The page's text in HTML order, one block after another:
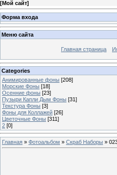
[Мой сайт]
Форма входа
Меню сайта
Главная страница
Categories
Анимированные фоны [208]
Морские Фоны [18]
Осенние фоны [23]
Пузыри Капли Дым Фоны [31]
Текстура Фоны [3]
Фоны для Коллажей [26]
Цветочные Фоны [311]
2 [0]
Главная » Фотоальбом » Скраб Наборы »